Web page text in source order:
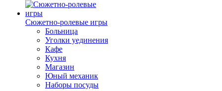
Сюжетно-ролевые игры
Больница
Уголки уединения
Кафе
Кухня
Магазин
Юный механик
Наборы посуды